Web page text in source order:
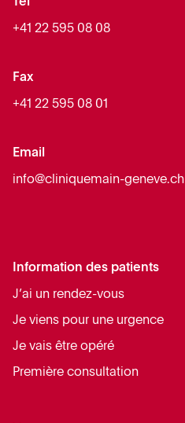
+41 22 595 08 08
Fax
+41 22 595 08 01
Email
info@cliniquemain-geneve.ch
Information des patients
J’ai un rendez-vous
Je viens pour une urgence
Je vais être opéré
Première consultation